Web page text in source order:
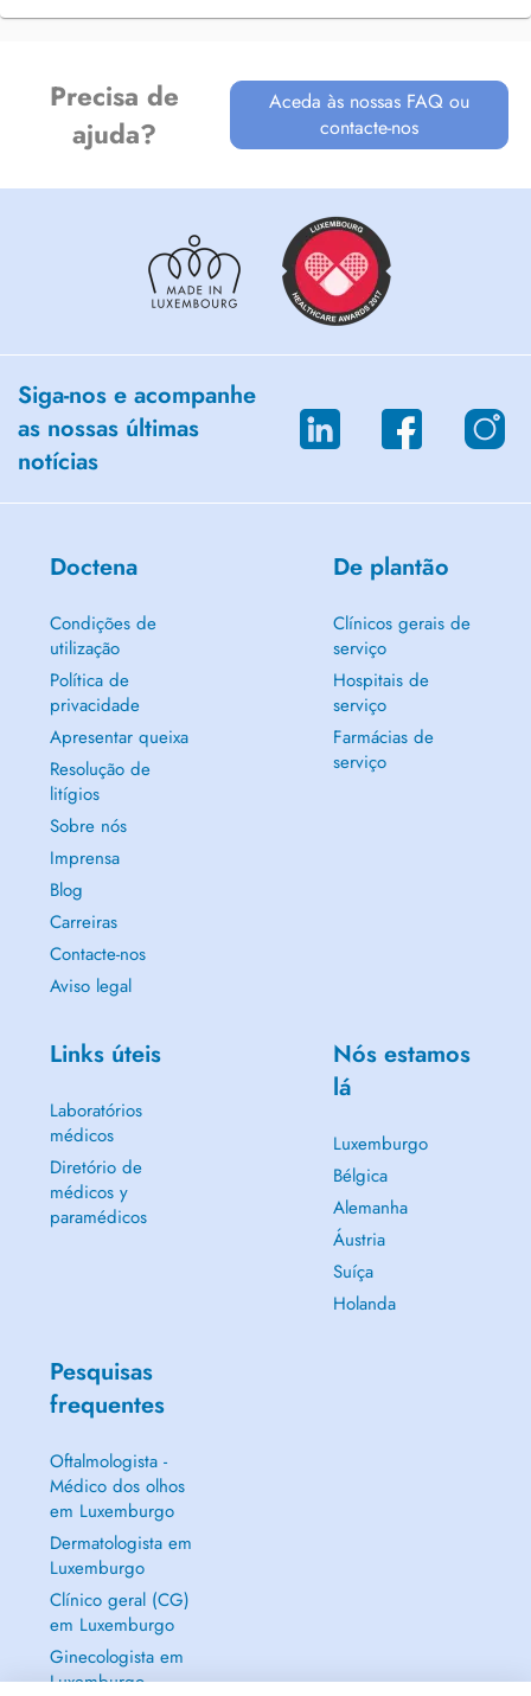
Precisa de
ajuda?
Aceda às nossas FAQ ou
contacte-nos
Siga-nos e acompanhe
as nossas últimas
notícias
Doctena
Condições de
utilização
Política de
privacidade
Apresentar queixa
Resolução de
litígios
Sobre nós
Imprensa
Blog
Carreiras
Contacte-nos
Aviso legal
De plantão
Clínicos gerais de
serviço
Hospitais de
serviço
Farmácias de
serviço
Links úteis
Laboratórios
médicos
Diretório de
médicos y
paramédicos
Nós estamos
lá
Luxemburgo
Bélgica
Alemanha
Áustria
Suíça
Holanda
Pesquisas
frequentes
Oftalmologista -
Médico dos olhos
em Luxemburgo
Dermatologista em
Luxemburgo
Clínico geral (CG)
em Luxemburgo
Ginecologista em
Luxemburgo